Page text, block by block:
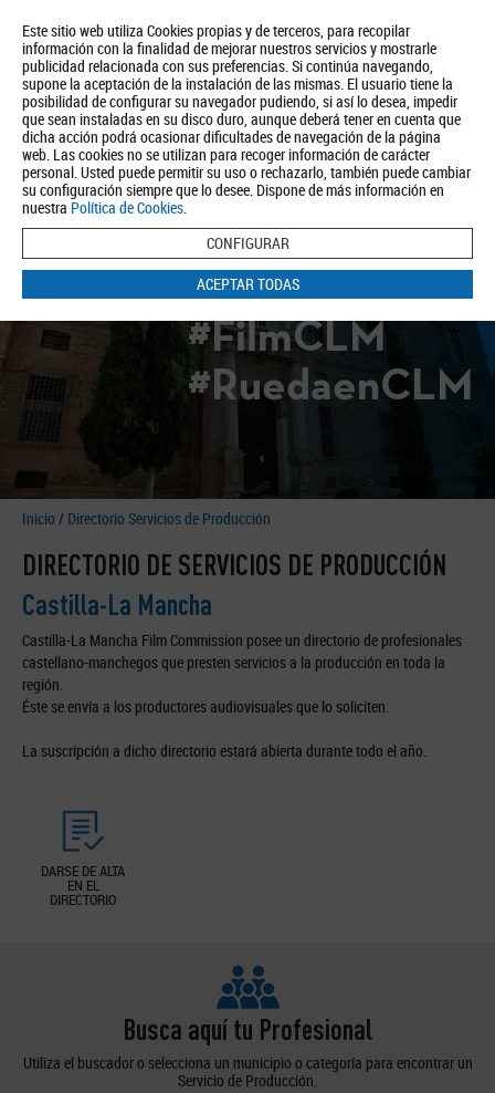
Este sitio web utiliza Cookies propias y de terceros, para recopilar
información con la finalidad de mejorar nuestros servicios y mostrarle
publicidad relacionada con sus preferencias. Si continúa navegando,
supone la aceptación de la instalación de las mismas. El usuario tiene la
posibilidad de configurar su navegador pudiendo, si así lo desea, impedir
que sean instaladas en su disco duro, aunque deberá tener en cuenta que
dicha acción podrá ocasionar dificultades de navegación de la página
web. Las cookies no se utilizan para recoger información de carácter
personal. Usted puede permitir su uso o rechazarlo, también puede cambiar
su configuración siempre que lo desee. Dispone de más información en
nuestra Política de Cookies.
CONFIGURAR
ACEPTAR TODAS
Quiénes somos Turismo Política de Privacidad Aviso Legal
Política de Cookies
BUSCAR
#FilmCLM
#RuedaenCLM
Inicio / Directorio Servicios de Producción
DIRECTORIO DE SERVICIOS DE PRODUCCIÓN
Castilla-La Mancha
Castilla-La Mancha Film Commission posee un directorio de profesionales
castellano-manchegos que presten servicios a la producción en toda la
región.
Éste se envía a los productores audiovisuales que lo soliciten.
La suscripción a dicho directorio estará abierta durante todo el año.
DARSE DE ALTA
EN EL
DIRECTORIO
Busca aquí tu Profesional
Utiliza el buscador o selecciona un municipio o categoría para encontrar un
Servicio de Producción.